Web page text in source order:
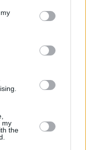
my
the
bude Prima sport k
Skylinku
televizi, ©
• Inzerce
Kontakt